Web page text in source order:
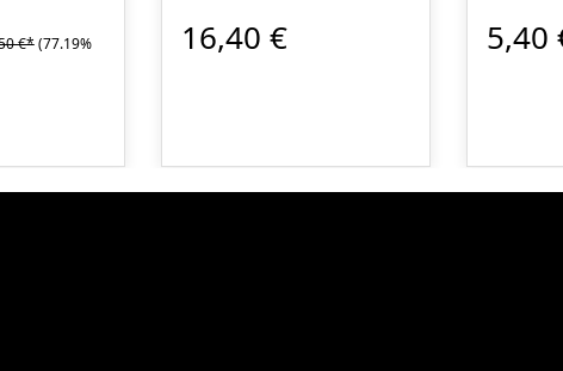
€*(77.19%
16,40 € 5,40